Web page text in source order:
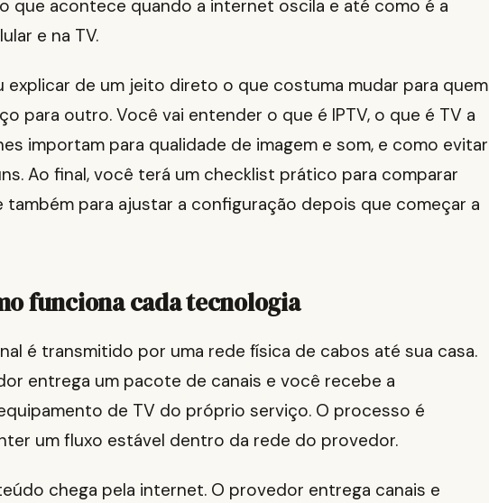
que acontece quando a internet oscila e até como é a
e na TV.
explicar de um jeito direto o que costuma mudar para quem
para outro. Você vai entender o que é IPTV, o que é TV a
importam para qualidade de imagem e som, e como evitar
Ao final, você terá um checklist prático para comparar
também para ajustar a configuração depois que começar a
funciona cada tecnologia
é transmitido por uma rede física de cabos até sua casa.
entrega um pacote de canais e você recebe a
de TV do próprio serviço. O processo é
um fluxo estável dentro da rede do provedor.
chega pela internet. O provedor entrega canais e